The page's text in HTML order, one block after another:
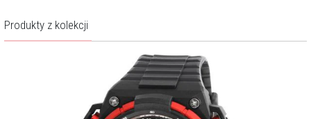
O marce AM:PM
Każdy zegarek AM:PM to atrybut przebojowości na co dzień,
niezależnie od okazji, jak również wyróżnik własnego stylu. Dostępne
są modele dla mężczyzn, kobiet oraz dzieci, w tym licencjonowane
zegarki z ulubionymi bohaterami najmłodszych.
Produkty z kolekcji